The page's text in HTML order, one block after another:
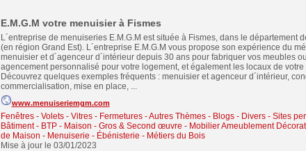
E.M.G.M votre menuisier à Fismes
L´entreprise de menuiseries E.M.G.M est située à Fismes, dans le département
(en région Grand Est). L´entreprise E.M.G.M vous propose son expérience du
menuisier et d´agenceur d´intérieur depuis 30 ans pour fabriquer vos meubles
agencement personnalisé pour votre logement, et également les locaux de votre
Découvrez quelques exemples fréquents : menuisier et agenceur d´intérieur,
commercialisation, mise en place, ...
www.menuiseriemgm.com
Fenêtres - Volets - Vitres - Fermetures-Autres Thèmes - Blogs - Divers - Sites
Bâtiment - BTP - Maison - Gros & Second œuvre - Mobilier Ameublement
de Maison - Menuiserie - Ébénisterie - Métiers du Bois
Mise à jour le 03/01/2023